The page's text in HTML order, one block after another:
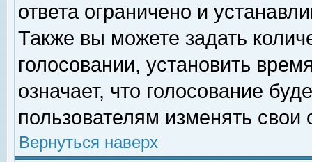
ответа ограничено и
Также вы можете задать
голосовании, установить
означает, что голосование
пользователям изменять свои
Вернуться наверх